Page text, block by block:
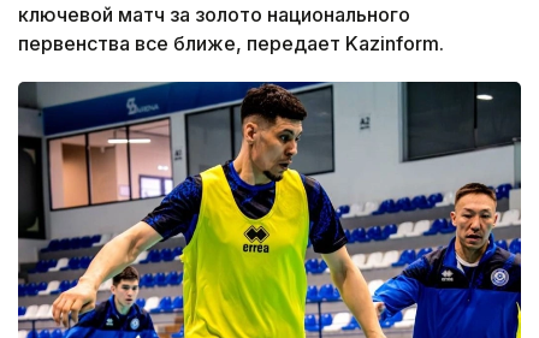
ключевой матч за золото национального
первенства все ближе, передает Kazinform.